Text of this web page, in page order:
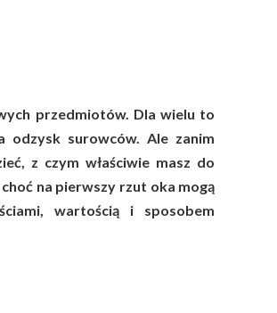
przedmiotów. Dla wielu to
odzysk surowców. Ale zanim
z czym właściwie masz do
na pierwszy rzut oka mogą
wartością i sposobem